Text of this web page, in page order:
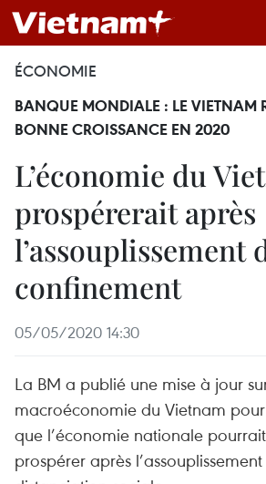
ÉCONOMIE
BANQUE MONDIALE : LE VIETNAM
BONNE CROISSANCE EN 2020
L’économie du
prospérerait après
l’assouplissement
confinement
05/05/2020 14:30
La BM a publié une mise à jour
macroéconomie du Vietnam
que l’économie nationale
prospérer après